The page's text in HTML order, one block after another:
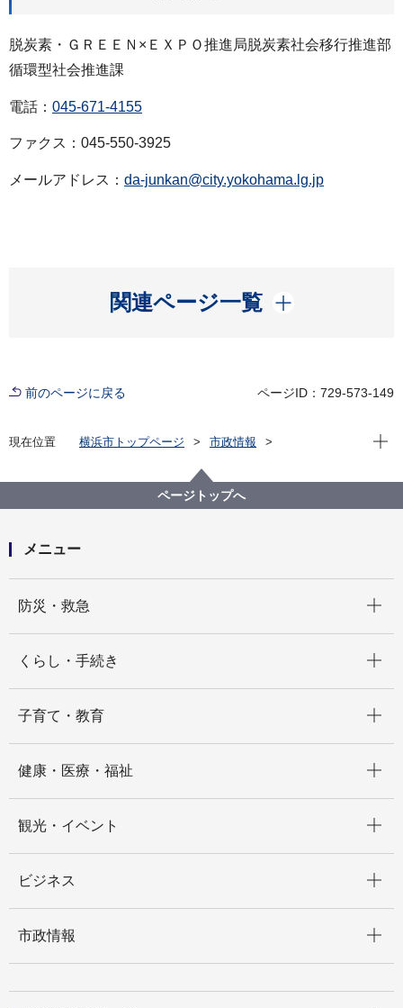
脱炭素・ＧＲＥＥＮ×ＥＸＰＯ推進局脱炭素社会移行推進部
循環型社会推進課
電話： 045-671-4155
ファクス：045-550-3925
メールアドレス： da-junkan@city.yokohama.lg.jp
関連ページ一覧
開く
前のページに戻る ページID：729-573-149
現在位置 横浜市トップページ
市政情報
脱炭素・GREEN×EXPO推進局
記者発表 2021年度
【記者発表】三井住友ファイナンス＆リース株式会社
現在
ページトップへ
メニュー
防災・救急
くらし・手続き
子育て・教育
健康・医療・福祉
観光・イベント
ビジネス
市政情報